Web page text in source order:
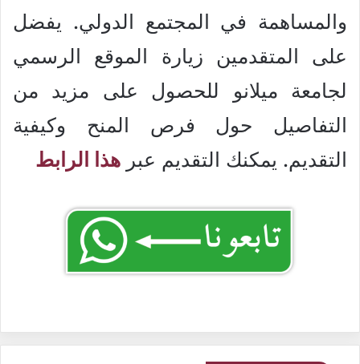
والمساهمة في المجتمع الدولي. يفضل
على المتقدمين زيارة الموقع الرسمي
لجامعة ميلانو للحصول على مزيد من
التفاصيل حول فرص المنح وكيفية
التقديم. يمكنك التقديم عبر هذا الرابط